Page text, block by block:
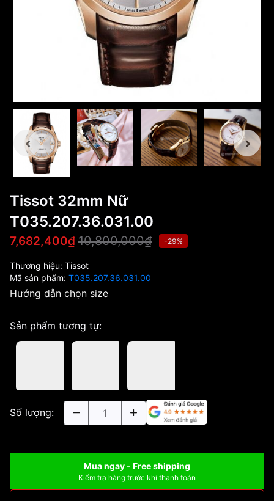
Tissot 32mm Nữ
T035.207.36.031.00
7,682,400₫ 10,800,000₫ -29%
Thương hiệu: Tissot
Mã sản phẩm: T035.207.36.031.00
Hướng dẫn chọn size
Sản phẩm tương tự:
Số lượng:
Mua ngay - Free shipping
Kiểm tra hàng trước khi thanh toán